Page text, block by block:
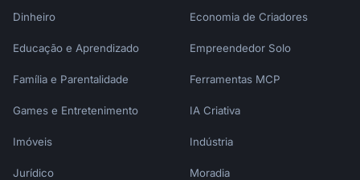
Dinheiro Economia de Criadores
Educação e Aprendizado Empreendedor Solo
Família e Parentalidade Ferramentas MCP
Games e Entretenimento IA Criativa
Imóveis Indústria
Jurídico Moradia